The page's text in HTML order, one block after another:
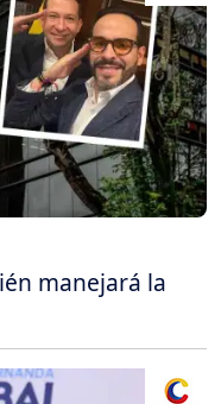
manejará la